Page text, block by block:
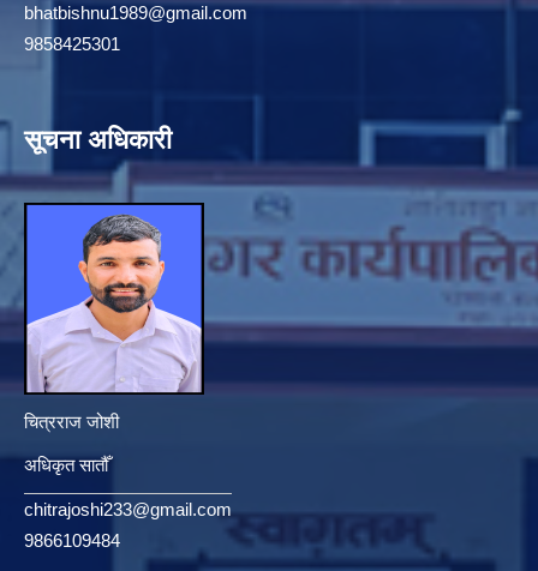
bhatbishnu1989@gmail.com
9858425301
सूचना अधिकारी
चित्रराज जोशी
अधिकृत सातौँ
chitrajoshi233@gmail.com
9866109484